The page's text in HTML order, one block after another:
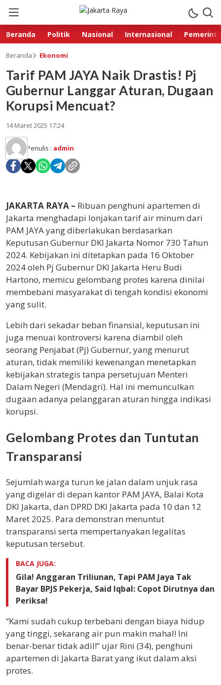
Beranda Politik Nasional Internasional
Beranda Ekonomi
Tarif PAM JAYA Naik Drastis! Pj
Gubernur Langgar Aturan, Dugaan
Korupsi Mencuat?
14 Maret 2025 17:24
Penulis : admin
JAKARTA RAYA – Ribuan penghuni apartemen di
Jakarta menghadapi lonjakan tarif air minum dari
PAM JAYA yang diberlakukan berdasarkan
Keputusan Gubernur DKI Jakarta Nomor 730 Tahun
2024. Kebijakan ini ditetapkan pada 16 Oktober
2024 oleh Pj Gubernur DKI Jakarta Heru Budi
Hartono, memicu gelombang protes karena dinilai
membebani masyarakat di tengah kondisi ekonomi
yang sulit.
Lebih dari sekadar beban finansial, keputusan ini
juga menuai kontroversi karena diambil oleh
seorang Penjabat (Pj) Gubernur, yang menurut
aturan, tidak memiliki kewenangan menetapkan
kebijakan strategis tanpa persetujuan Menteri
Dalam Negeri (Mendagri). Hal ini memunculkan
dugaan adanya pelanggaran aturan hingga indikasi
korupsi.
Gelombang Protes dan Tuntutan
Transparansi
Sejumlah warga turun ke jalan dalam unjuk rasa
yang digelar di depan kantor PAM JAYA, Balai Kota
DKI Jakarta, dan DPRD DKI Jakarta pada 10 dan 12
Maret 2025. Para demonstran menuntut
transparansi serta mempertanyakan legalitas
keputusan tersebut.
BACA JUGA:
Gila! Anggaran Triliunan, Tapi PAM Jaya Tak
Bayar BPJS Pekerja, Said Iqbal: Copot Dirutnya dan
Periksa!
“Kami sudah cukup terbebani dengan biaya hidup
yang tinggi, sekarang air pun makin mahal! Ini
benar-benar tidak adil!” ujar Rini (34), penghuni
apartemen di Jakarta Barat yang ikut dalam aksi
protes.